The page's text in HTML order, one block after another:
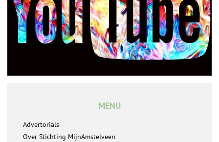
MENU
Advertorials
Over Stichting MijnAmstelveen